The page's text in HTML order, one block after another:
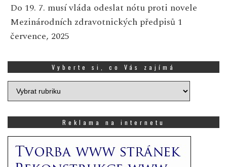
Do 19. 7. musí vláda odeslat nótu proti novele
Mezinárodních zdravotnických předpisů 1
července, 2025
Vyberte si, co Vás zajímá
Vyberte
si,
zajímá
Reklama na internetu